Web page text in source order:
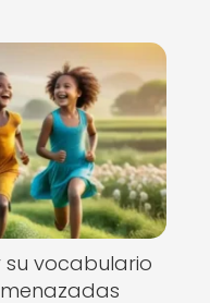
su vocabulario